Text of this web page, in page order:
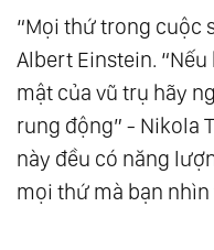
“Mọi thứ trong cuộc
Albert Einstein.
mật của vũ trụ hãy
rung động” - Nikola
này đều có năng
mọi thứ mà bạn nhìn